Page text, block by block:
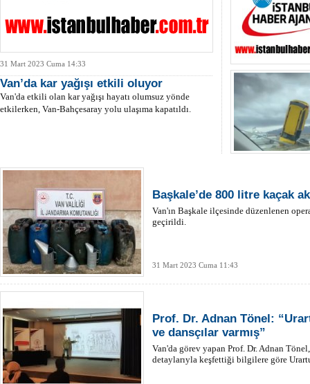
31 Mart 2023 Cuma 14:33
Van’da kar yağışı etkili oluyor
Van'da etkili olan kar yağışı hayatı olumsuz yönde
etkilerken, Van-Bahçesaray yolu ulaşıma kapatıldı.
Başkale’de 800 litre kaçak
Van'ın Başkale ilçesinde düzenlenen
geçirildi.
31 Mart 2023 Cuma 11:43
Prof. Dr. Adnan Tönel:
ve dansçılar varmış”
Van'da görev yapan Prof. Dr. Adnan
detaylarıyla keşfettiği bilgilere göre